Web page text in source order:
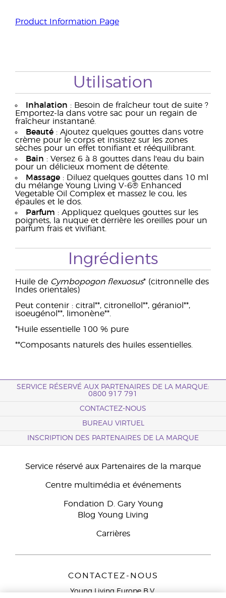
Product Information Page
Utilisation
Inhalation : Besoin de fraîcheur tout de suite ?
Emportez-la dans votre sac pour un regain de
fraîcheur instantané.
Beauté : Ajoutez quelques gouttes dans votre
crème pour le corps et insistez sur les zones
sèches pour un effet tonifiant et rééquilibrant.
Bain : Versez 6 à 8 gouttes dans l'eau du bain
pour un délicieux moment de détente.
Massage : Diluez quelques gouttes dans 10 ml
du mélange Young Living V-6® Enhanced
Vegetable Oil Complex et massez le cou, les
épaules et le dos.
Parfum : Appliquez quelques gouttes sur les
poignets, la nuque et derrière les oreilles pour un
parfum frais et vivifiant.
Ingrédients
Huile de Cymbopogon flexuosus* (citronnelle des
Indes orientales)
Peut contenir : citral**, citronellol**, géraniol**,
isoeugénol**, limonène**.
*Huile essentielle 100 % pure
**Composants naturels des huiles essentielles.
SERVICE RÉSERVÉ AUX PARTENAIRES DE LA MARQUE:
0800 917 791
CONTACTEZ-NOUS
BUREAU VIRTUEL
INSCRIPTION DES PARTENAIRES DE LA MARQUE
Service réservé aux Partenaires de la marque
Centre multimédia et événements
Fondation D. Gary Young
Blog Young Living
Carrières
CONTACTEZ-NOUS
Young Living Europe B.V.